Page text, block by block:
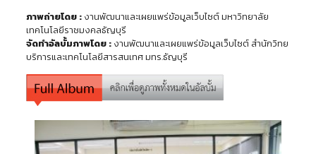
ภาพถ่ายโดย : งานพัฒนาและเผยแพร่ข้อมูลเว็บไซต์ มหาวิทยาลัย
เทคโนโลยีราชมงคลธัญบุรี
จัดทำอัลบั้มภาพโดย :งานพัฒนาและเผยแพร่ข้อมูลเว็บไซต์ สำนักวิทย
บริการและเทคโนโลยีสารสนเทศ มทร.ธัญบุรี